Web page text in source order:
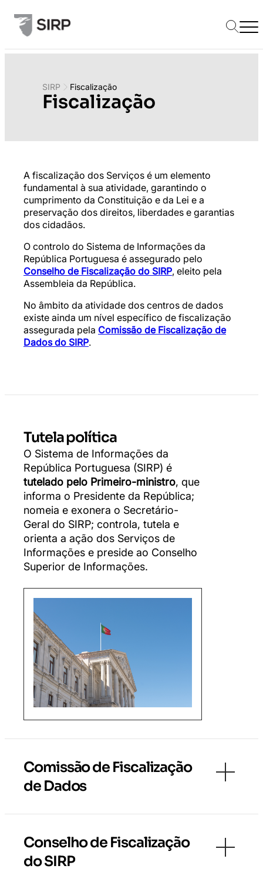
SIRP Fiscalização
Fiscalização
A fiscalização dos Serviços é um elemento
fundamental à sua atividade, garantindo o
cumprimento da Constituição e da Lei e a
preservação dos direitos, liberdades e garantias
dos cidadãos.
O controlo do Sistema de Informações da
República Portuguesa é assegurado pelo
Conselho de Fiscalização do SIRP, eleito pela
Assembleia da República.
No âmbito da atividade dos centros de dados
existe ainda um nível específico de fiscalização
assegurada pela Comissão de Fiscalização de
Dados do SIRP.
Tutela política
O Sistema de Informações da
República Portuguesa (SIRP) é
tutelado pelo Primeiro-ministro, que
informa o Presidente da República;
nomeia e exonera o Secretário-
Geral do SIRP; controla, tutela e
orienta a ação dos Serviços de
Informações e preside ao Conselho
Superior de Informações.
Comissão de Fiscalização
de Dados
Conselho de Fiscalização
do SIRP